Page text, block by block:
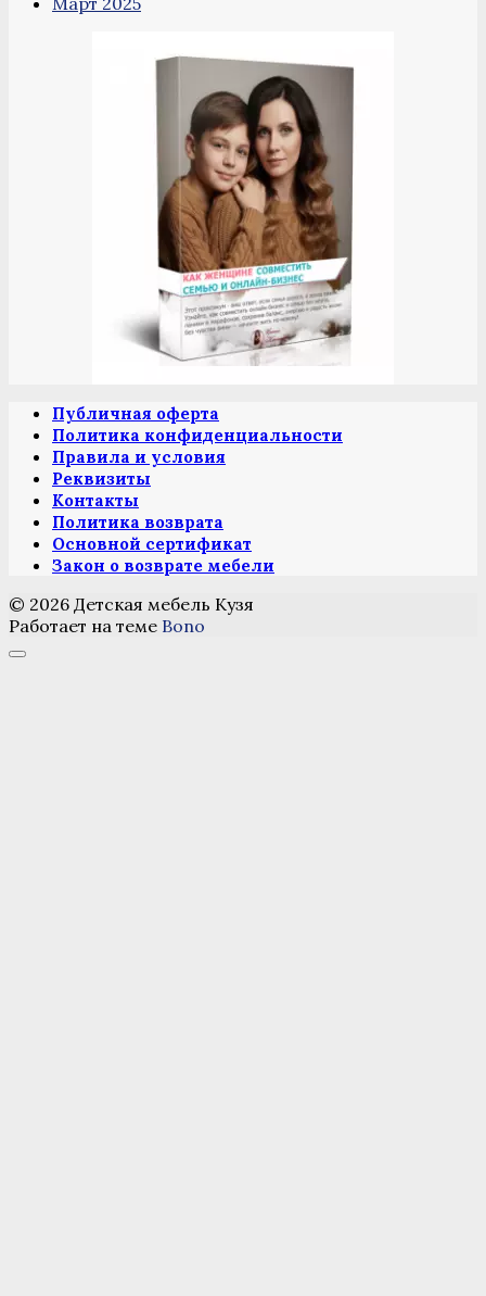
Публичная оферта
Политика конфиденциальности
Правила и условия
Реквизиты
Контакты
Политика возврата
Основной сертификат
Закон о возврате мебели
© 2026 Детская мебель Кузя
Работает на теме Bono